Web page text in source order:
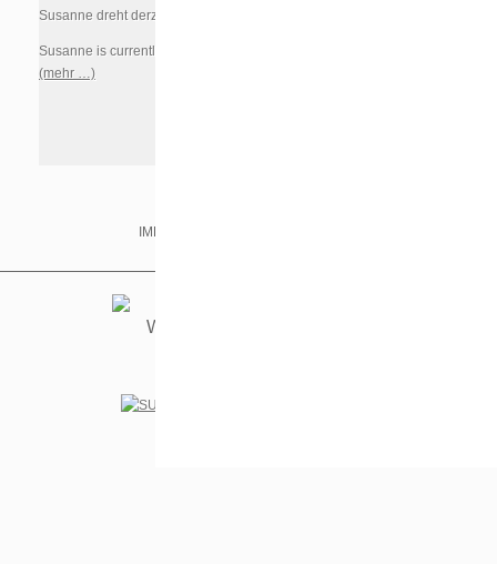
Susanne dreht derzeit den Kinofilm ‚Ich seh / Ich seh‘.
Susanne is currently shooting the feature ‚Ich seh / Ich seh‘.
(mehr …)
IMPRINT & PRIVACY